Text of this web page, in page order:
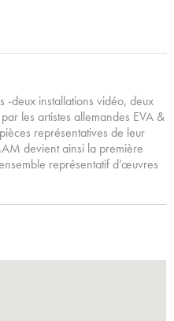
deux installations vidéo, deux
les artistes allemandes EVA &
représentatives de leur
devient ainsi la première
représentatif d’œuvres